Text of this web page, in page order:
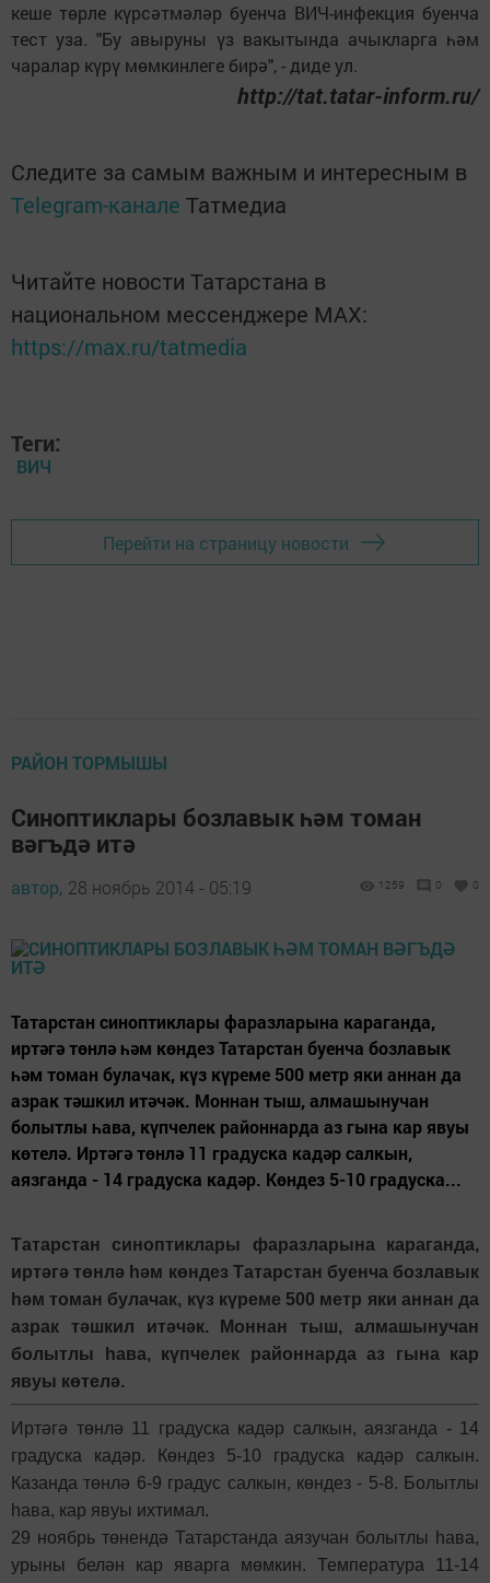
кеше төрле күрсәтмәләр буенча ВИЧ-инфекция буенча
тест уза. "Бу авыруны үз вакытында ачыкларга һәм
чаралар күрү мөмкинлеге бирә", - диде ул.
http://tat.tatar-inform.ru/
Следите за самым важным и интересным в
Telegram-канале Татмедиа
Читайте новости Татарстана в
национальном мессенджере MАХ:
https://max.ru/tatmedia
Теги:
ВИЧ
Перейти на страницу новости
РАЙОН ТОРМЫШЫ
Cиноптиклары бозлавык һәм томан
вәгъдә итә
автор, 28 ноябрь 2014 - 05:19 1259 0 0
Татарстан синоптиклары фаразларына караганда,
иртәгә төнлә һәм көндез Татарстан буенча бозлавык
һәм томан булачак, күз күреме 500 метр яки аннан да
азрак тәшкил итәчәк. Моннан тыш, алмашынучан
болытлы һава, күпчелек районнарда аз гына кар явуы
көтелә. Иртәгә төнлә 11 градуска кадәр салкын,
аязганда - 14 градуска кадәр. Көндез 5-10 градуска...
Татарстан синоптиклары фаразларына караганда,
иртәгә төнлә һәм көндез Татарстан буенча бозлавык
һәм томан булачак, күз күреме 500 метр яки аннан да
азрак тәшкил итәчәк. Моннан тыш, алмашынучан
болытлы һава, күпчелек районнарда аз гына кар
явуы көтелә.
Иртәгә төнлә 11 градуска кадәр салкын, аязганда - 14
градуска кадәр. Көндез 5-10 градуска кадәр салкын.
Казанда төнлә 6-9 градус салкын, көндез - 5-8. Болытлы
һава, кар явуы ихтимал.
29 ноябрь төнендә Татарстанда аязучан болытлы һава,
урыны белән кар яварга мөмкин. Температура 11-14